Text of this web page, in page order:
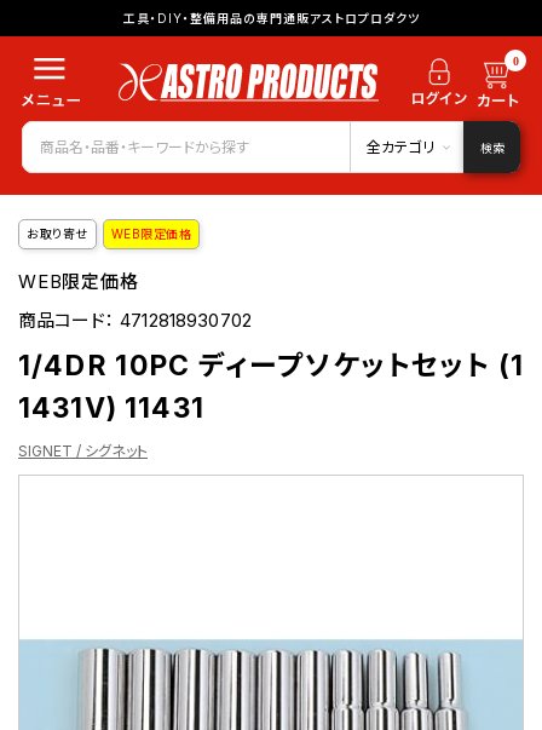
工具・DIY・整備用品の専門通販アストロプロダクツ
0
全カテゴリ 検索
お取り寄せ WEB限定価格
WEB限定価格
商品コード：4712818930702
1/4DR 10PC ディープソケットセット (1
1431V) 11431
SIGNET / シグネット